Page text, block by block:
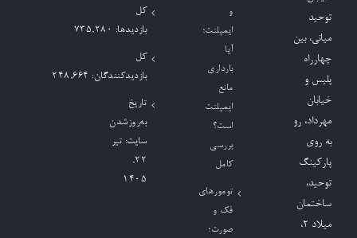
توحید
میانی، بین
چهارراه
پلیس و
خیابان
مهرداد، رو
به روی
پارکینگ
توحید،
ساختمان
میلاد ٢،
و
ایمپلنت؛
آیا
بارداری
مانع
ایمپلنت
است؟
بررسی
کامل
تومورهای
فک و
صورت؛
کل
بازدیدها: 735,280
کل
بازدیدکنند‌گان: 248,664
تاریخ
به‌روزشدن
سایت: تیر
۲۲,
۱۴۰۵